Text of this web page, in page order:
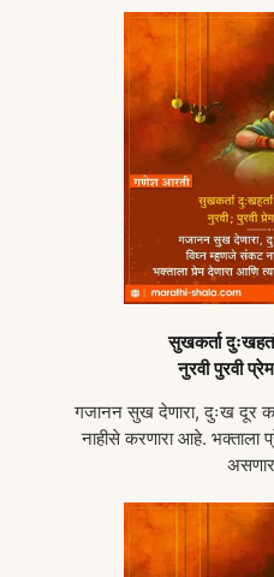
सुखकर्ता दुःखहर्ता
नुरवी पुरवी
गजानन सुख देणारा, दुःख दूर
नाहीसे करणारा आहे. भक्ताला